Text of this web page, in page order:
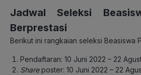
Jadwal Seleksi
Berprestasi
Berikut ini rangkaian seleksi Beasiswa
Pendaftaran: 10 Juni 2022 – 22
Shareposter: 10 Juni 2022 – 22